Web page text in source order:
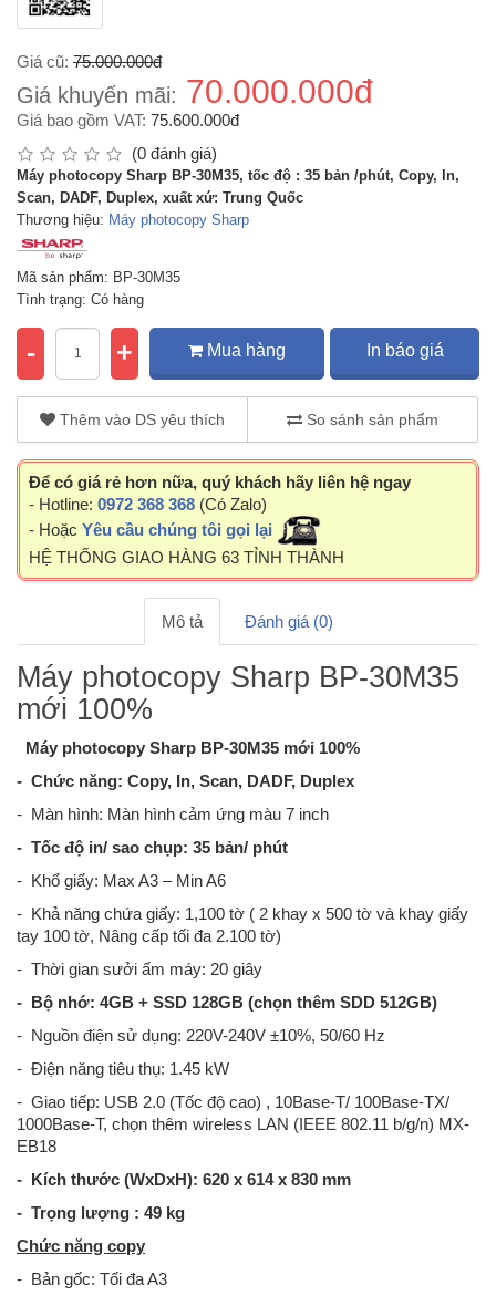
Giá cũ: 75.000.000đ
Giá khuyến mãi: 70.000.000đ
Giá bao gồm VAT: 75.600.000đ
(0 đánh giá)
Máy photocopy Sharp BP-30M35, tốc độ : 35 bản /phút, Copy, In,
Scan, DADF, Duplex, xuất xứ: Trung Quốc
Thương hiệu: Máy photocopy Sharp
Mã sản phẩm: BP-30M35
Tình trạng: Có hàng
- + Mua hàng In báo giá
Thêm vào DS yêu thích So sánh sản phẩm
Để có giá rẻ hơn nữa, quý khách hãy liên hệ ngay
- Hotline: 0972 368 368 (Có Zalo)
- Hoặc Yêu cầu chúng tôi gọi lại
HỆ THỐNG GIAO HÀNG 63 TỈNH THÀNH
Mô tả Đánh giá (0)
Máy photocopy Sharp BP-30M35
mới 100%
Máy photocopy Sharp BP-30M35 mới 100%
- Chức năng: Copy, In, Scan, DADF, Duplex
- Màn hình: Màn hình cảm ứng màu 7 inch
- Tốc độ in/ sao chụp: 35 bản/ phút
- Khổ giấy: Max A3 – Min A6
- Khả năng chứa giấy: 1,100 tờ ( 2 khay x 500 tờ và khay giấy
tay 100 tờ, Nâng cấp tối đa 2.100 tờ)
- Thời gian sưởi ấm máy: 20 giây
- Bộ nhớ: 4GB + SSD 128GB (chọn thêm SDD 512GB)
- Nguồn điện sử dụng: 220V-240V ±10%, 50/60 Hz
- Điện năng tiêu thụ: 1.45 kW
- Giao tiếp: USB 2.0 (Tốc độ cao) , 10Base-T/ 100Base-TX/
1000Base-T, chọn thêm wireless LAN (IEEE 802.11 b/g/n) MX-
EB18
- Kích thước (WxDxH): 620 x 614 x 830 mm
- Trọng lượng : 49 kg
Chức năng copy
- Bản gốc: Tối đa A3